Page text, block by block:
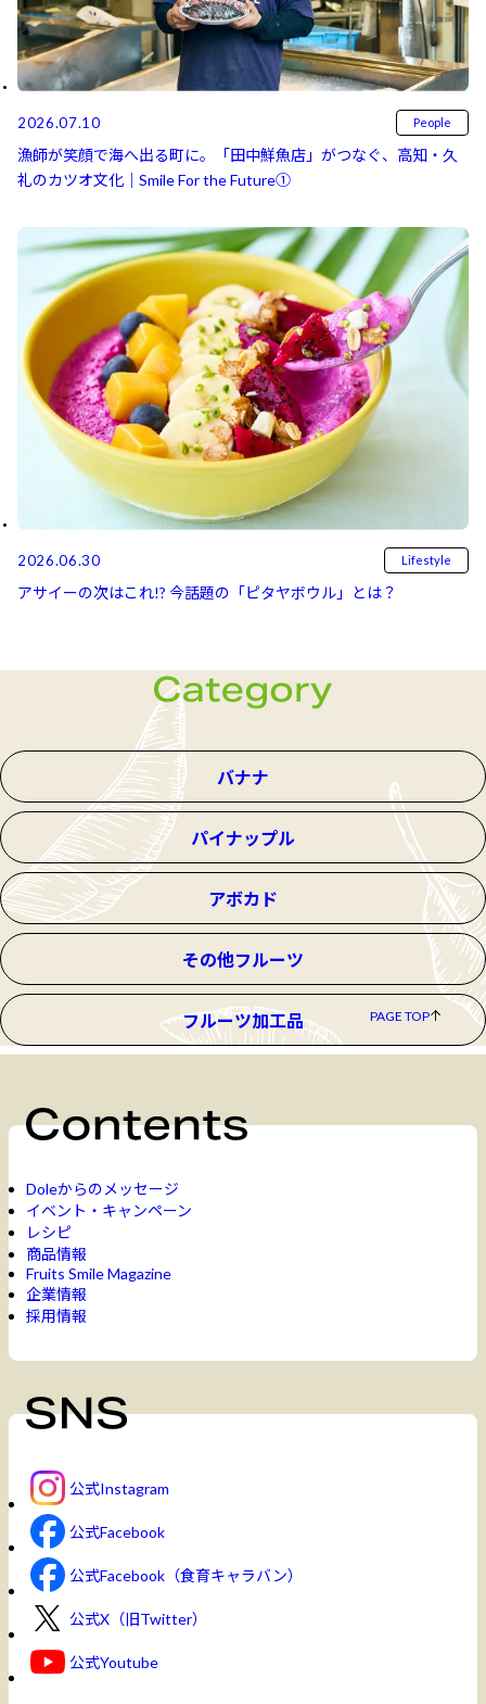
2026.07.10 People
漁師が笑顔で海へ出る町に。「田中鮮魚店」がつなぐ、高知・久
礼のカツオ文化｜Smile For the Future①
2026.06.30 Lifestyle
アサイーの次はこれ!? 今話題の「ピタヤボウル」とは？
バナナ
パイナップル
アボカド
その他フルーツ
フルーツ加工品 PAGE TOP
Doleからのメッセージ
イベント・キャンペーン
レシピ
商品情報
Fruits Smile Magazine
企業情報
採用情報
公式Instagram
公式Facebook
公式Facebook（食育キャラバン）
公式X（旧Twitter）
公式Youtube